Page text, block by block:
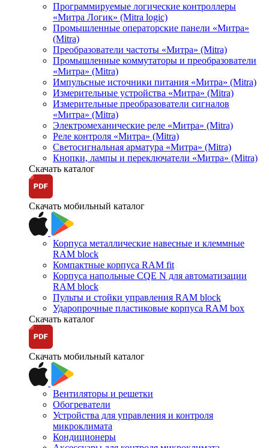
Программируемые логические контроллеры
«Митра Логик» (Mitra logic)
Промышленные операторские панели «Митра»
(Mitra)
Преобразователи частоты «Митра» (Mitra)
Промышленные коммутаторы и преобразователи
«Митра» (Mitra)
Импульсные источники питания «Митра» (Mitra)
Измерительные устройства «Митра» (Mitra)
Измерительные преобразователи сигналов
«Митра» (Mitra)
Электромеханические реле «Митра» (Mitra)
Реле контроля «Митра» (Mitra)
Светосигнальная арматура «Митра» (Mitra)
Кнопки, лампы и переключатели «Митра» (Mitra)
Скачать каталог
Скачать мобильный каталог
Корпуса металлические навесные и клеммные
RAM block
Компактные корпуса RAM fit
Корпуса напольные CQE N для автоматизации
RAM block
Пульты и стойки управления RAM block
Ударопрочные пластиковые корпуса RAM box
Скачать каталог
Скачать мобильный каталог
Вентиляторы и решетки
Обогреватели
Устройства для управления и контроля
микроклимата
Кондиционеры